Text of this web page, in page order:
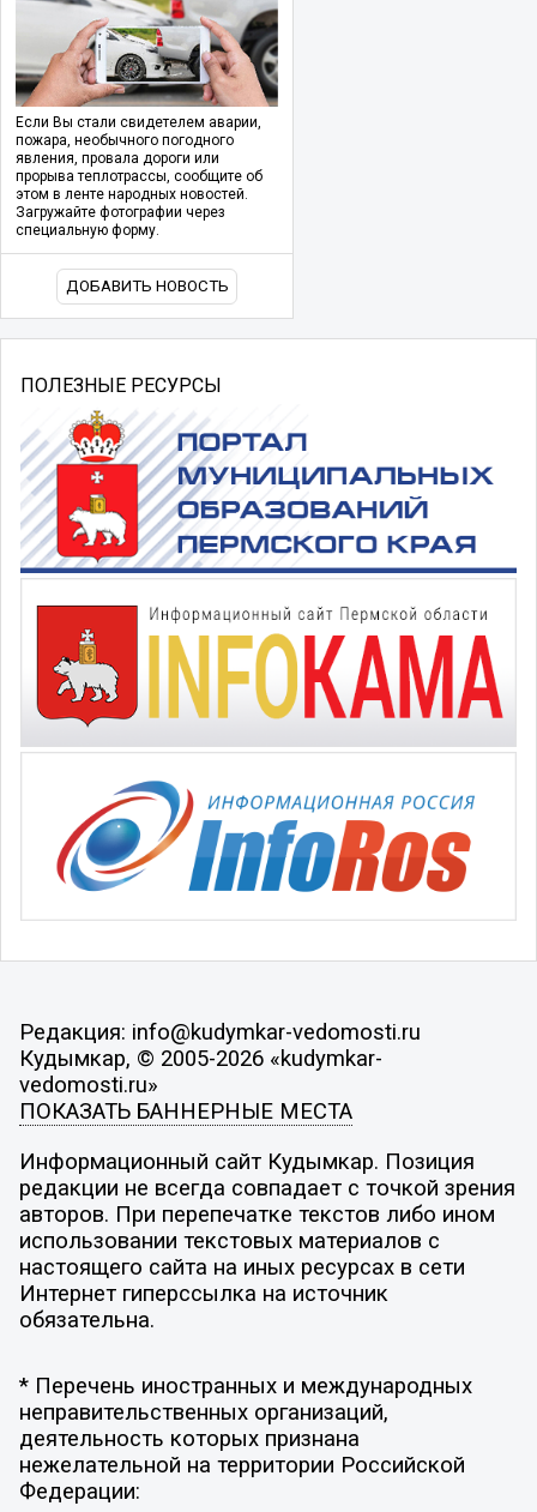
Если Вы стали свидетелем аварии,
пожара, необычного погодного
явления, провала дороги или
прорыва теплотрассы, сообщите об
этом в ленте народных новостей.
Загружайте фотографии через
специальную форму.
ДОБАВИТЬ НОВОСТЬ
ПОЛЕЗНЫЕ РЕСУРСЫ
Редакция: info@kudymkar-vedomosti.ru
Кудымкар, © 2005-2026 «kudymkar-
vedomosti.ru»
ПОКАЗАТЬ БАННЕРНЫЕ МЕСТА
Информационный сайт Кудымкар. Позиция
редакции не всегда совпадает с точкой зрения
авторов. При перепечатке текстов либо ином
использовании текстовых материалов с
настоящего сайта на иных ресурсах в сети
Интернет гиперссылка на источник
обязательна.
* Перечень иностранных и международных
неправительственных организаций,
деятельность которых признана
нежелательной на территории Российской
Федерации: